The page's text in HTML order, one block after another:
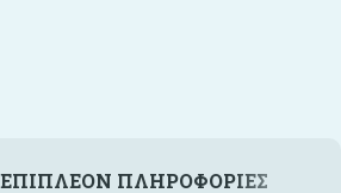
ΕΠΙΠΛΈΟΝ ΠΛΗΡΟΦΟΡΊΕΣ